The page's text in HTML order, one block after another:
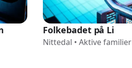
Folkebadet på Li
Nittedal • Aktive familier